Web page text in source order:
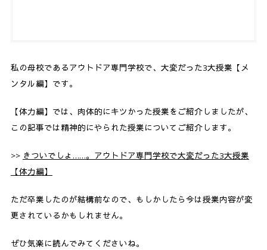
私の母校であるアウトドア専門学校で、大変だった3大授業【メ
ンタル編】です。
【体力編】では、肉体的にキツかった授業をご紹介しましたが、
この記事では精神的にやられた授業についてご紹介します。
>> きついでしょ……。アウトドア専門学校で大変だった3大授業
【体力編】
ただ卒業したのが結構前なので、もしかしたら今は授業内容が変
更されているかもしれません。
ぜひ気楽に読んでみてくださいね。